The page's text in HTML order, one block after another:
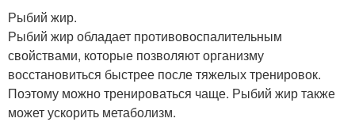
Рыбий жир.
Рыбий жир обладает противовоспалительным
свойствами, которые позволяют организму
восстановиться быстрее после тяжелых тренировок.
Поэтому можно тренироваться чаще. Рыбий жир также
может ускорить метаболизм.